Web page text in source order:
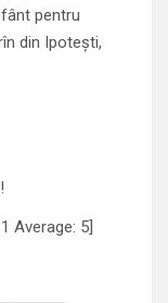
pentru
din Ipoteşti,
1 Average: 5]